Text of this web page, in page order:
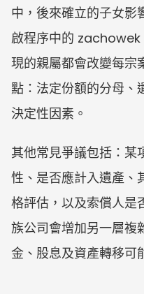
中，後來確立的子女影
啟程序中的 zachowek
現的親屬都會改變每宗
點：法定份額的分母、
決定性因素。
其他常見爭議包括：某
性、是否應計入遺產、
格評估，以及索償人是
族公司會增加另一層複
金、股息及資產轉移可